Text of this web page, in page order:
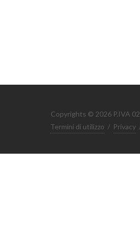
Copyrights © 2026 P.IVA
Termini di utilizzo / Privacy